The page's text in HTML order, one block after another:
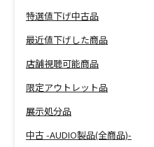
特選値下げ中古品
最近値下げした商品
店舗視聴可能商品
限定アウトレット品
展示処分品
中古 -AUDIO製品(全商品)-